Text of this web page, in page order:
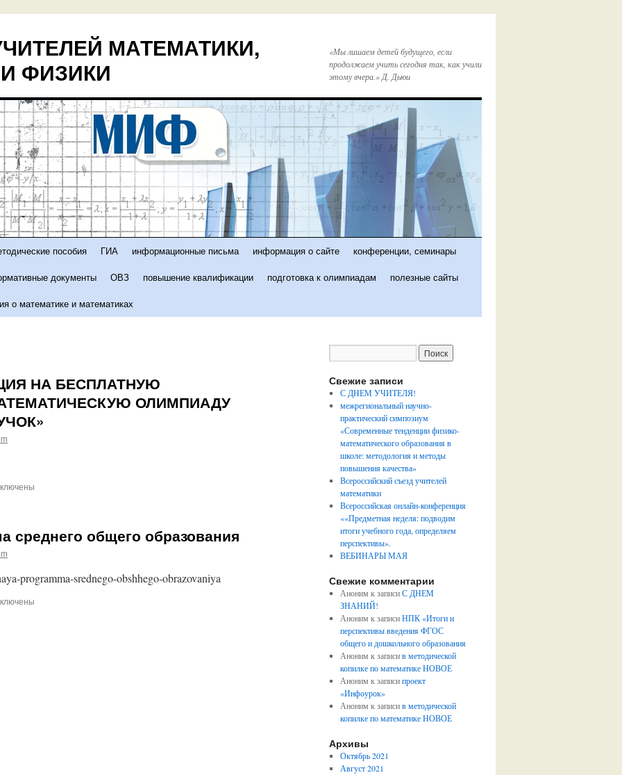
МАТЕМАТИКИ,
ФИЗИКИ
«Мы лишаем детей будущего, если
продолжаем учить сегодня так, как учили
этому вчера.» Д. Дьюи
пособия ГИА информационные письма информация о сайте
конференции, семинары
документы ОВЗ повышение квалификации подготовка к олимпиадам
полезные сайты
о математике и математиках
НА БЕСПЛАТНУЮ
ОЛИМПИАДУ
среднего общего образования
programma-srednego-obshhego-obrazovaniya
Свежие записи
С ДНЕМ УЧИТЕЛЯ!
межрегиональный научно-
практический симпозиум
«Современные тенденции физико-
математического образования в
школе: методология и методы
повышения качества»
Всероссийский съезд учителей
математики
Всероссийская онлайн-конференция
««Предметная неделя: подводим
итоги учебного года, определяем
перспективы».
ВЕБИНАРЫ МАЯ
Свежие комментарии
Аноним к записиС ДНЕМ
ЗНАНИЙ!
Аноним к записиНПК «Итоги и
перспективы введения ФГОС
общего и дошкольного образования
Аноним к записив методической
копилке по математике НОВОЕ
Аноним к записипроект
«Инфоурок»
Аноним к записив методической
копилке по математике НОВОЕ
Архивы
Октябрь 2021
Август 2021